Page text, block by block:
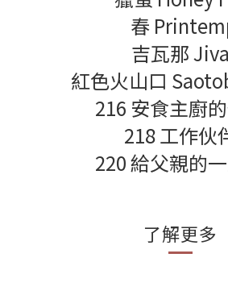
春
吉瓦那
紅色火山口
216 安食主廚
218 工作伙
220 給父親的
了解更多